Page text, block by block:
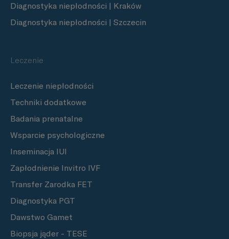
Diagnostyka niepłodności | Kraków
Diagnostyka niepłodności | Szczecin
Leczenie
Leczenie niepłodności
Techniki dodatkowe
Badania prenatalne
Wsparcie psychologiczne
Inseminacja IUI
Zapłodnienie Invitro IVF
Transfer Zarodka FET
Diagnostyka PGT
Dawstwo Gamet
Biopsja jąder - TESE